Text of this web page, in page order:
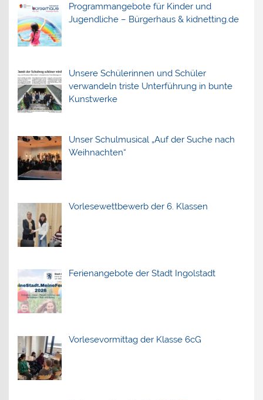
Programmangebote für Kinder und
Jugendliche – Bürgerhaus & kidnetting.de
Unsere Schülerinnen und Schüler
verwandeln triste Unterführung in bunte
Kunstwerke
Unser Schulmusical „Auf der Suche nach
Weihnachten“
Vorlesewettbewerb der 6. Klassen
Ferienangebote der Stadt Ingolstadt
Vorlesevormittag der Klasse 6cG